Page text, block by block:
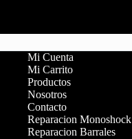
Mi Cuenta
Mi Carrito
Productos
Nosotros
Contacto
Reparacion Monoshock
Reparacion Barrales